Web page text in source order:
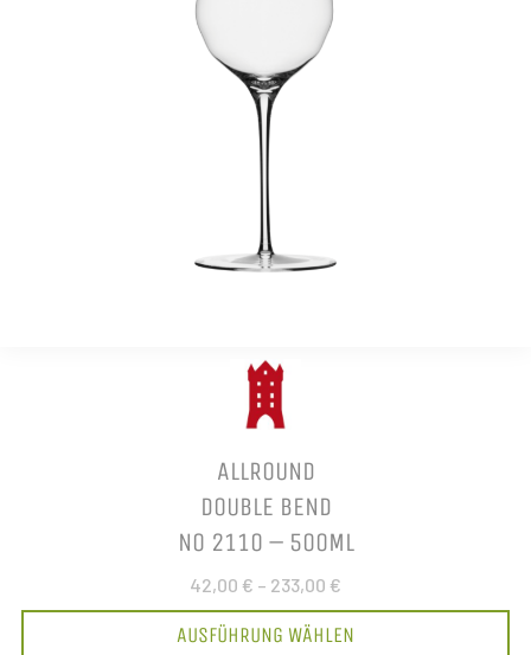
ALLROUND
DOUBLE BEND
NO 2110 – 500ML
42,00 € – 233,00 €
AUSFÜHRUNG WÄHLEN